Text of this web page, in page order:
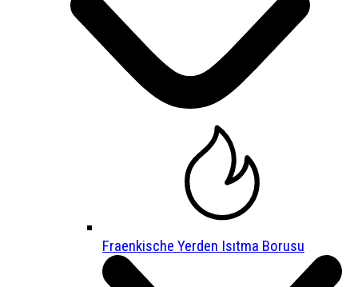
Fraenkische Yerden Isıtma Borusu